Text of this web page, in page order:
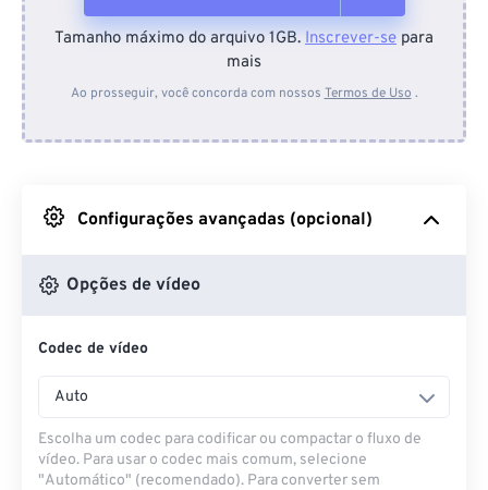
Do dispositivo
Do Google Drive
Do OneDrive
Tamanho máximo do arquivo 1GB. Inscrever-se para
mais
Ao prosseguir, você concorda com nossos Termos de Uso .
Configurações avançadas (opcional)
Opções de vídeo
Codec de vídeo
Auto
Escolha um codec para codificar ou compactar o fluxo de
vídeo. Para usar o codec mais comum, selecione
"Automático" (recomendado). Para converter sem